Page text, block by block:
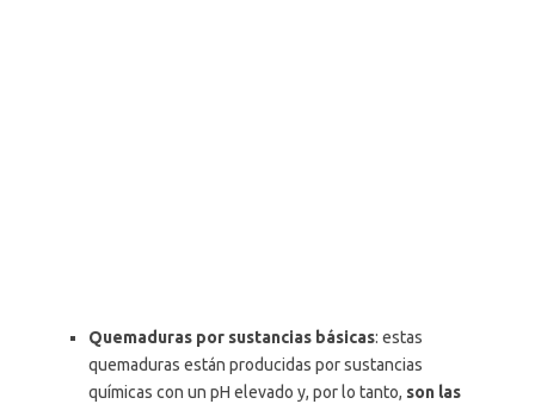
Quemaduras por sustancias básicas: estas
quemaduras están producidas por sustancias
químicas con un pH elevado y, por lo tanto, son las